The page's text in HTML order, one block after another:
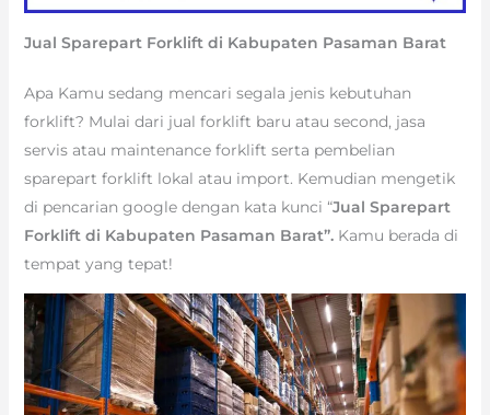
Jual Sparepart Forklift di Kabupaten Pasaman Barat
Apa Kamu sedang mencari segala jenis kebutuhan
forklift? Mulai dari jual forklift baru atau second, jasa
servis atau maintenance forklift serta pembelian
sparepart forklift lokal atau import. Kemudian mengetik
di pencarian google dengan kata kunci “Jual Sparepart
Forklift di Kabupaten Pasaman Barat”. Kamu berada di
tempat yang tepat!